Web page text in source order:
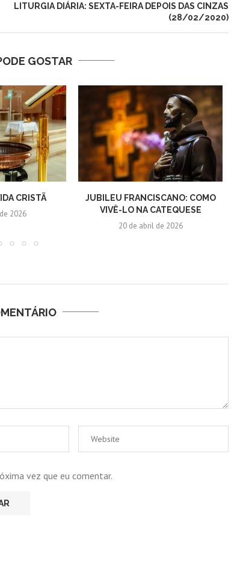
LITURGIA DIÁRIA: SEXTA-FEIRA DEPOIS DAS CINZAS
(28/02/2020)
GOSTAR
CRISTÃ
2026
JUBILEU FRANCISCANO: COMO
VIVÊ-LO NA CATEQUESE
20 de abril de 2026
vez que eu comentar.